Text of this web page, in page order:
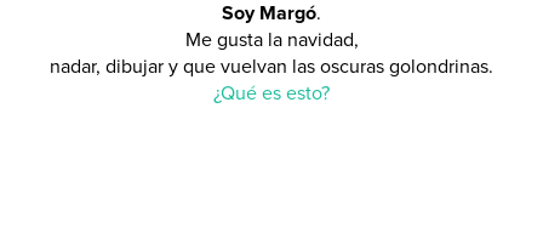
Soy Margó.
Me gusta la navidad,
nadar, dibujar y que vuelvan las oscuras golondrinas.
¿Qué es esto?